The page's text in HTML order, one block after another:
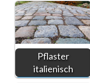
Pflaster
italienisch